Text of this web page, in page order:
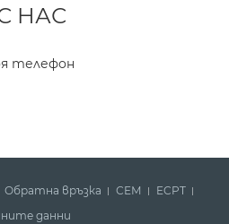
НАС
телефон
Обратна връзка СЕМ
ECPT
данни